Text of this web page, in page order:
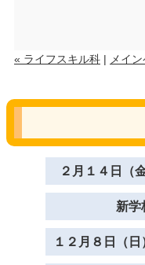
« ライフスキル科 | メイ
２月１４日（
新学
１２月８日（